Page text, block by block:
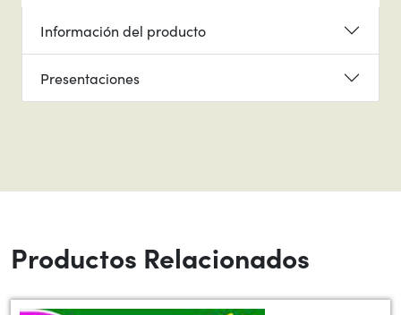
Información del producto
Presentaciones
Productos Relacionados